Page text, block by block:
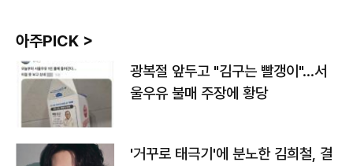
아주PICK >
광복절 앞두고 "김구는 빨갱이"…서
울우유 불매 주장에 황당
'거꾸로 태극기'에 분노한 김희철, 결